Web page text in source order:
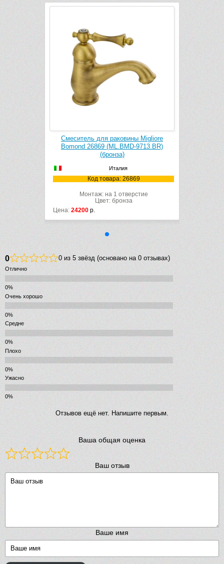
Смеситель для раковины Migliore
Bomond 26869 (ML.BMD-9713.BR)
(бронза)
Код товара: 26869
Монтаж: на 1 отверстие
Цвет: бронза
Цена:24200
0 0 из 5 звёзд (основано на 0 отзывах)
Отлично
Очень хорошо
Средне
Плохо
Ужасно
Отзывов ещё нет. Напишите первым.
Ваша общая оценка
Ваш отзыв
Ваше имя